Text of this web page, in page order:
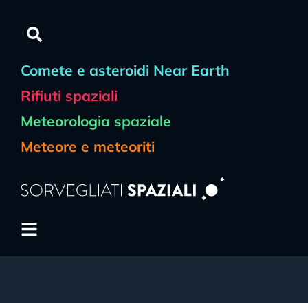
Comete e asteroidi Near Earth
Rifiuti spaziali
Meteorologia spaziale
Meteore e meteoriti